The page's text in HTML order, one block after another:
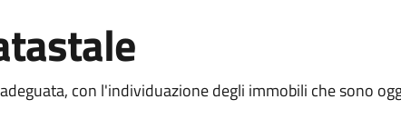
con l'individuazione degli immobili che sono